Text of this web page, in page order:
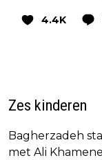
4.4K
Zes kinderen
Bagherzadeh
met Ali